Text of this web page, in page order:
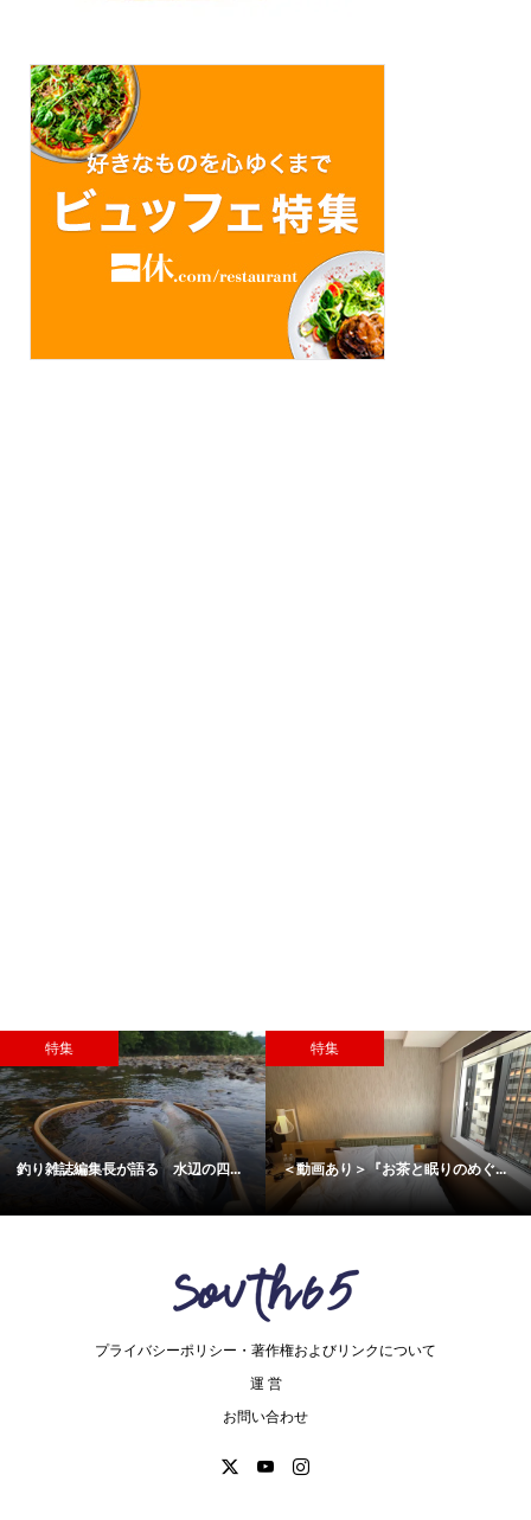
特集
釣り雑誌編集長が語る 水辺の四...
特集
＜動画あり＞『お茶と眠りのめぐ...
プライバシーポリシー・著作権およびリンクについて
運 営
お問い合わせ